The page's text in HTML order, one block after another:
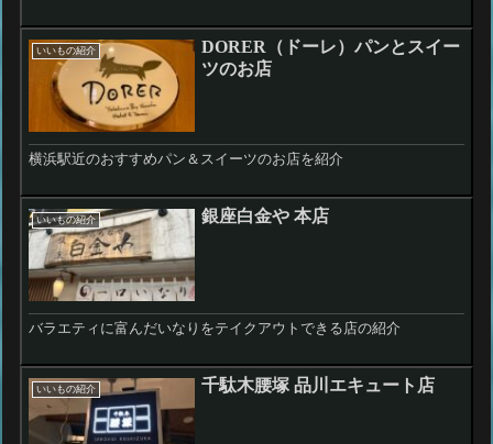
いいもの紹介
DORER（ドーレ）パンとスイー
ツのお店
横浜駅近のおすすめパン＆スイーツのお店を紹介
いいもの紹介 銀座白金や 本店
バラエティに富んだいなりをテイクアウトできる店の紹介
いいもの紹介 千駄木腰塚 品川エキュート店